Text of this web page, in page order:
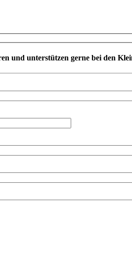
und unterstützen gerne bei den